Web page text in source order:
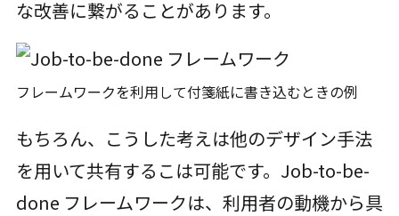
な改善に繋がることがあります。
フレームワークを利用して付箋紙に書き込むときの例
もちろん、こうした考えは他のデザイン手法
を用いて共有するこは可能です。Job-to-be-
done フレームワークは、利用者の動機から具